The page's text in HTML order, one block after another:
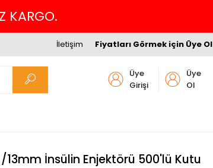
Fiyatları Görmek için Üye Ol
İletişim
Üye
Girişi
Üye
Ol
İnsülin Enjektörü 500'lü Kutu